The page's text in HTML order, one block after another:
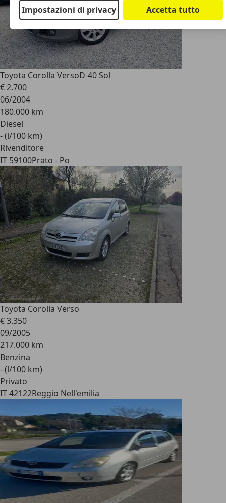
Toyota Corolla VersoD-40 Sol
€ 2.700
06/2004
180.000 km
Diesel
- (l/100 km)
Rivenditore
IT 59100Prato - Po
Toyota Corolla Verso
€ 3.350
09/2005
217.000 km
Benzina
- (l/100 km)
Privato
IT 42122Reggio Nell'emilia
Impostazioni di privacy Accetta tutto